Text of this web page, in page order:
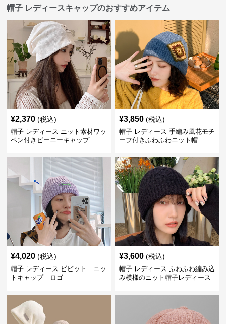
帽子 レディースキャップのおすすめアイテム
¥2,370 (税込)
帽子 レディース ニット素材ワッ
ペン付きビーニーキャップ
¥3,850 (税込)
帽子 レディース 手編み風花モチ
ーフ付きふわふわニット帽
¥4,020 (税込)
帽子 レディース ビビット ニッ
トキャップ ロゴ
¥3,600 (税込)
帽子 レディース ふわふわ編み込
み模様のニット帽子レディース